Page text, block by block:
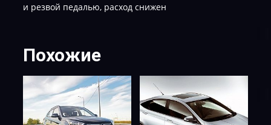
и резвой педалью, расход снижен
Похожие